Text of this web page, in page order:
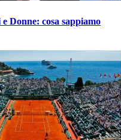
Donne: cosa sappiamo